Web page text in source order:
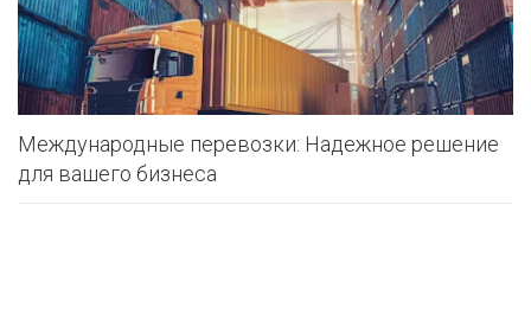
Международные перевозки: Надежное решение
для вашего бизнеса